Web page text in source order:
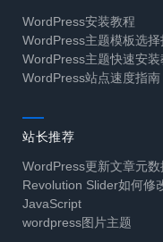
WordPress安装教程
WordPress主题模板选择
WordPress主题快速安装
WordPress站点速度指南
站长推荐
WordPress更新文章元
Revolution Slider如何修
JavaScript
wordpress图片主题